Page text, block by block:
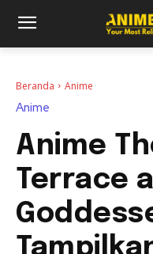
Beranda Anime
Anime
Anime
Terrace